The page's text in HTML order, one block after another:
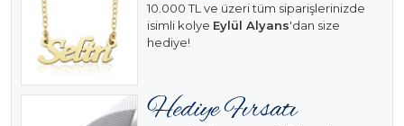
10.000 TL ve üzeri tüm siparişlerinizde
isimli kolye Eylül Alyans'dan size
hediye!